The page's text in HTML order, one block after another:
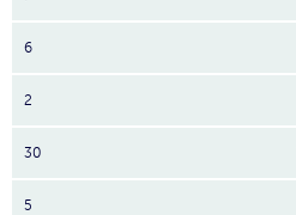
6
2
30
5